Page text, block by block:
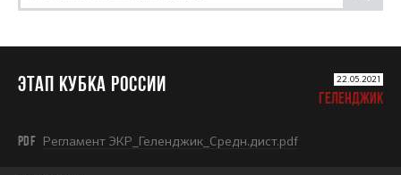
ЭТАП КУБКА РОССИИ 22.05.2021
ГЕЛЕНДЖИК
PDF Регламент ЭКР_Геленджик_Средн.дист.pdf